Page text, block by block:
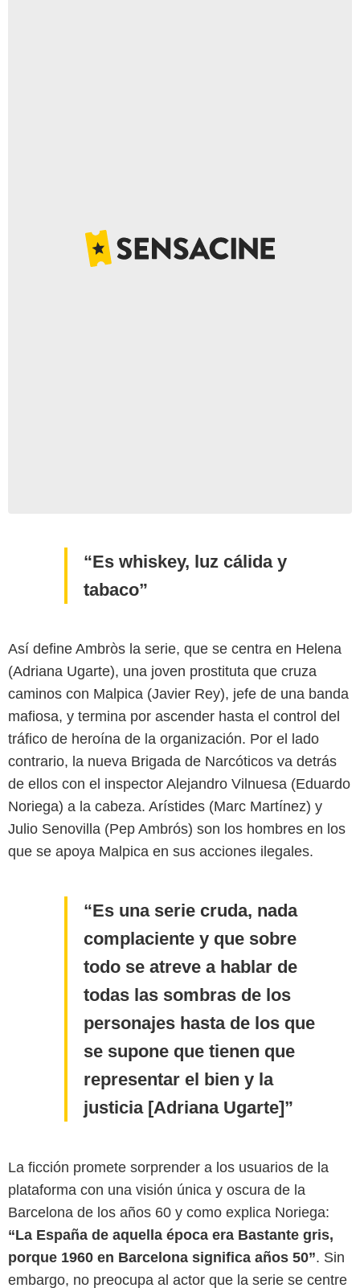
Es whiskey, luz cálida y
tabaco
Así define Ambròs la serie, que se centra en Helena
(Adriana Ugarte), una joven prostituta que cruza
caminos con Malpica (Javier Rey), jefe de una banda
mafiosa, y termina por ascender hasta el control del
tráfico de heroína de la organización. Por el lado
contrario, la nueva Brigada de Narcóticos va detrás
de ellos con el inspector Alejandro Vilnuesa (Eduardo
Noriega) a la cabeza. Arístides (Marc Martínez) y
Julio Senovilla (Pep Ambrós) son los hombres en los
que se apoya Malpica en sus acciones ilegales.
Es una serie cruda, nada
complaciente y que sobre
todo se atreve a hablar de
todas las sombras de los
personajes hasta de los que
se supone que tienen que
representar el bien y la
justicia [Adriana Ugarte]
La ficción promete sorprender a los usuarios de la
plataforma con una visión única y oscura de la
Barcelona de los años 60 y como explica Noriega:
“La España de aquella época era Bastante gris,
porque 1960 en Barcelona significa años 50”. Sin
embargo, no preocupa al actor que la serie se centre